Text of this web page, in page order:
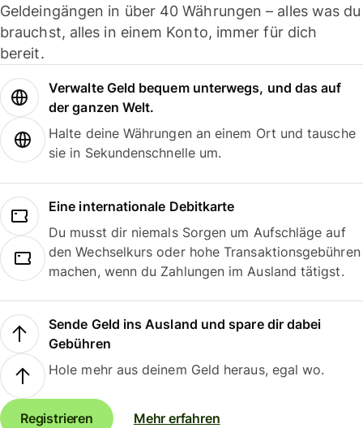
Geldeingängen in über 40 Währungen – alles was du
brauchst, alles in einem Konto, immer für dich
bereit.
Verwalte Geld bequem unterwegs, und das auf
der ganzen Welt.
Halte deine Währungen an einem Ort und tausche
sie in Sekundenschnelle um.
Eine internationale Debitkarte
Du musst dir niemals Sorgen um Aufschläge auf
den Wechselkurs oder hohe Transaktionsgebühren
machen, wenn du Zahlungen im Ausland tätigst.
Sende Geld ins Ausland und spare dir dabei
Gebühren
Hole mehr aus deinem Geld heraus, egal wo.
Registrieren Mehr erfahren